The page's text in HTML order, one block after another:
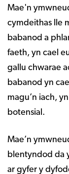
Mae'n
cymdeithas lle
babanod a
faeth, yn cael
gallu chwarae
babanod yn
magu’n iach,
botensial.
Mae’n
blentyndod da
ar gyfer y